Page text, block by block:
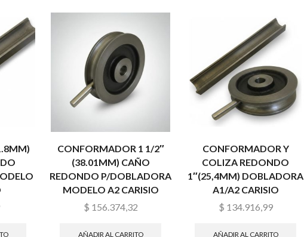
CONFORMADOR 1 1/2″
(38.01MM) CAÑO
REDONDO P/DOBLADORA
MODELO A2 CARISIO
$ 156.374,32
AÑADIR AL CARRITO
CONFORMADOR Y
COLIZA REDONDO
1″(25,4MM) DOBLADORA
A1/A2 CARISIO
$ 134.916,99
AÑADIR AL CARRITO